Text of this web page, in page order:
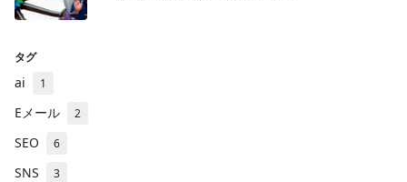
タグ
ai 1
Eメール 2
SEO 6
SNS 3